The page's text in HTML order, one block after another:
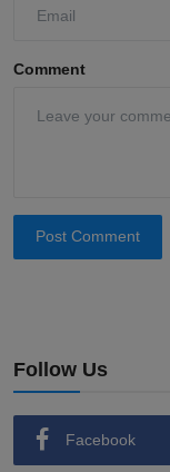
Comment
Post Comment
Follow Us
Facebook